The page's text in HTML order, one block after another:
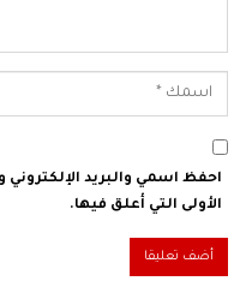
احفظ اسمي والبريد
الأولى التي أعلق فيها.